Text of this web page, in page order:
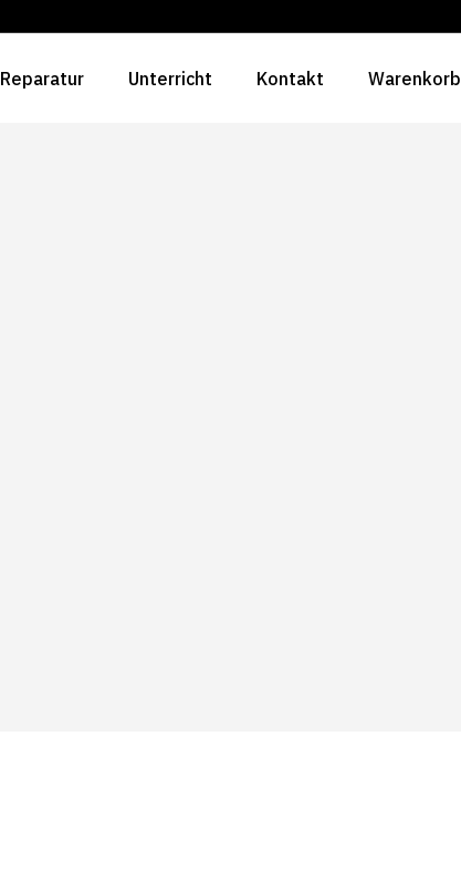
Reparatur Unterricht Kontakt Warenkorb